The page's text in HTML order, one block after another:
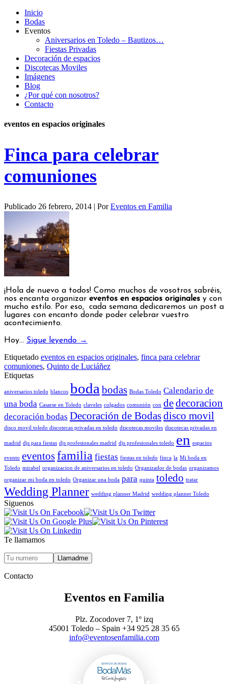
Inicio
Bodas
Eventos
Aniversarios en Toledo – Bautizos…
Fiestas Privadas
Decoración de espacios
Discotecas Moviles
Imágenes
Blog
¿Por qué con nosotros?
Contacto
eventos en espacios originales
Finca para celebrar
comuniones
Publicado 26 febrero, 2014 | Por Eventos en Familia
¡Hola de nuevo a todos! Como muchos de vosotros sabréis,
nos encanta organizar eventos en espacios originales y con
mucho estilo. Por eso, cada semana dedicaremos un post a
lugares con encanto donde poder celebrar vuestro
acontecimiento.
Hoy… Sigue leyendo →
Etiquetado eventos en espacios originales, finca para celebrar
comuniones, Quinto de Luciáñez
Etiquetas
aniversarios toledo blancos boda bodas Bodas Toledo Calendario de
una boda Casarse en Toledo claveles colgados comunión con dedecoracion
decoración bodas Decoración de Bodasdisco movil
disco movil toledo discotecas privadas en toledo discotecas moviles discotecas privadas en
madrid djs para fiestas djs profesionales madrid djs profesionales toledo en espacios
evento eventosfamilia fiestas fiestas en toledo finca la Mi boda en
Toledo mirabel organizacion de aniversarios en toledo Organizador de bodas organizamos
organizar mi boda en toledo Organizar una boda para quinta toledo tratar
Wedding Planner wedding planner Madrid wedding planner Toledo
Siguenos
Te llamamos
Contacto
Eventos en Familia
Plz. Zocodover 7, 1º izq
45001 Toledo – Spain +34 925 28 35 65
info@eventosenfamilia.com